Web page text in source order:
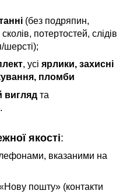
(без подряпин,
потертостей, слідів
шерсті);
, усі ярлики, захисні
пломби
вигляд та
.
якості:
вказаними на
пошту» (контакти